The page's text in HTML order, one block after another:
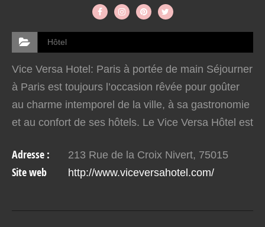
Hôtel
Vice Versa Hotel: Paris à portée de main Séjourner
à Paris est toujours l’occasion rêvée pour goûter
au charme intemporel de la ville, à sa gastronomie
et au confort de ses hôtels. Le Vice Versa Hôtel est
Adresse : 213 Rue de la Croix Nivert, 75015
Site web http://www.viceversahotel.com/